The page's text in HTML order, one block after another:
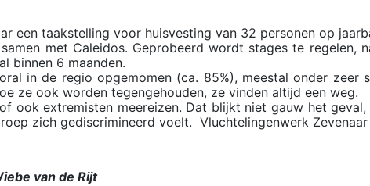
een taakstelling voor huisvesting van 32 personen op
met Caleidos. Geprobeerd wordt stages te
binnen 6 maanden.
in de regio opgemomen (ca. 85%), meestal onder
ze ook worden tegengehouden, ze vinden altijd een weg.
ook extremisten meereizen. Dat blijkt niet gauw het
zich gediscrimineerd voelt. Vluchtelingenwerk
van de Rijt